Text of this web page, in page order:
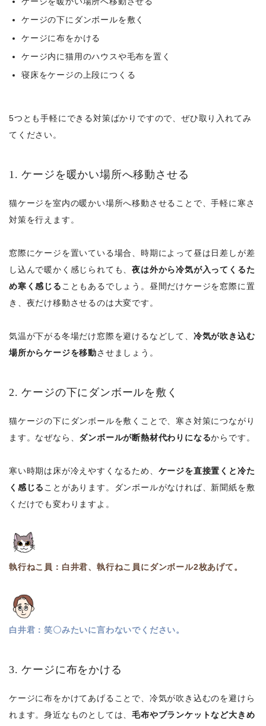
ケージの下にダンボールを敷く
ケージに布をかける
ケージ内に猫用のハウスや毛布を置く
寝床をケージの上段につくる
5つとも手軽にできる対策ばかりですので、ぜひ取り入れてみ
てください。
1. ケージを暖かい場所へ移動させる
猫ケージを室内の暖かい場所へ移動させることで、手軽に寒さ
対策を行えます。
窓際にケージを置いている場合、時期によって昼は日差しが差
し込んで暖かく感じられても、夜は外から冷気が入ってくるた
め寒く感じる こともあるでしょう。昼間だけケージを窓際に置
き、夜だけ移動させるのは大変です。
気温が下がる冬場だけ窓際を避けるなどして、 冷気が吹き込む
場所からケージを移動させましょう。
2. ケージの下にダンボールを敷く
猫ケージの下にダンボールを敷くことで、寒さ対策につながり
ます。なぜなら、 ダンボールが断熱材代わりになるからです。
寒い時期は床が冷えやすくなるため、 ケージを直接置くと冷た
く感じる ことがあります。ダンボールがなければ、新聞紙を敷
くだけでも変わりますよ。
執行ねこ員：白井君、執行ねこ員にダンボール2枚あげて。
白井君：笑〇みたいに言わないでください。
3. ケージに布をかける
ケージに布をかけてあげることで、冷気が吹き込むのを避けら
れます。身近なものとしては、毛布やブランケットなど大きめ